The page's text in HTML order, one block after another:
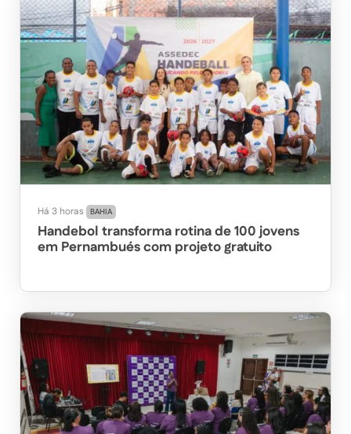
Há 3 horas BAHIA
Handebol transforma rotina de 100 jovens
em Pernambués com projeto gratuito